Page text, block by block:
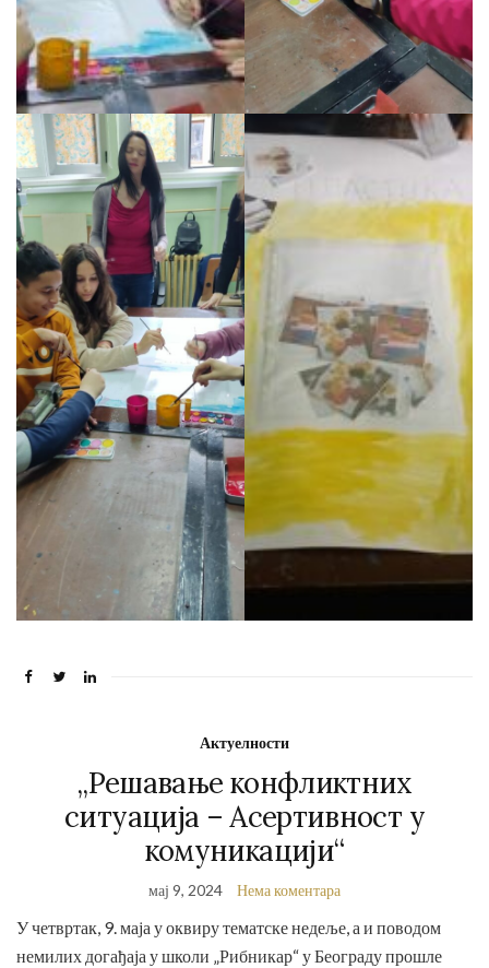
Актуелности
„Решавање конфликтних
ситуација – Асертивност у
комуникацији“
мај 9, 2024 Нема коментара
У четвртак, 9. маја у оквиру тематске недеље, а и поводом
немилих догађаја у школи „Рибникар“ у Београду прошле